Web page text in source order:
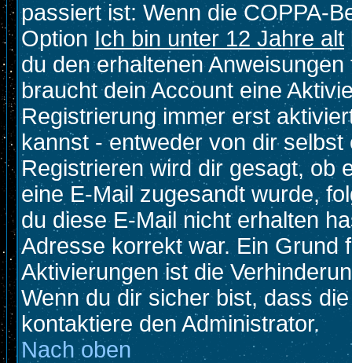
passiert ist: Wenn die COPPA-
OptionIch bin unter 12 Jahre alt
du den erhaltenen
braucht dein Account eine
Registrierung immer erst
kannst - entweder von dir
Registrieren wird dir gesagt, ob
eine E-Mail zugesandt wurde,
du diese E-Mail nicht erhalten
Adresse korrekt war. Ein Grund
Aktivierungen ist die
Wenn du dir sicher bist, dass
kontaktiere den Administrator.
Nach oben